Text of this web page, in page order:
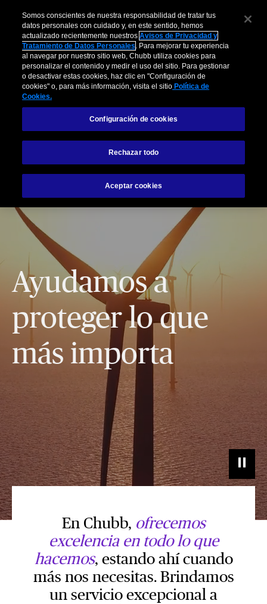
Consideraciones tributarias Grandes
Contribuyentes
Leer más
Ayudamos a
proteger lo que
más importa
En Chubb, ofrecemos
excelencia en todo lo que
hacemos, estando ahí cuando
más nos necesitas. Brindamos
un servicio excepcional a
Somos conscientes de nuestra responsabilidad de tratar tus
datos personales con cuidado y, en este sentido, hemos
actualizado recientemente nuestrosAvisos de Privacidad y
Tratamiento de Datos Personales. Para mejorar tu experiencia
al navegar por nuestro sitio web, Chubb utiliza cookies para
personalizar el contenido y medir el uso del sitio. Para gestionar
o desactivar estas cookies, haz clic en "Configuración de
cookies" o, para más información, visita el sitio Política de
Cookies.
Configuración de cookies
Rechazar todo
Aceptar cookies